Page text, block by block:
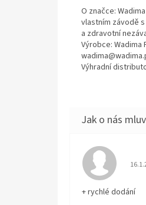
O značce:
vlastním závodě
a zdravotní
Výrobce: Wadima
Výhradní
+ rychlé dodání